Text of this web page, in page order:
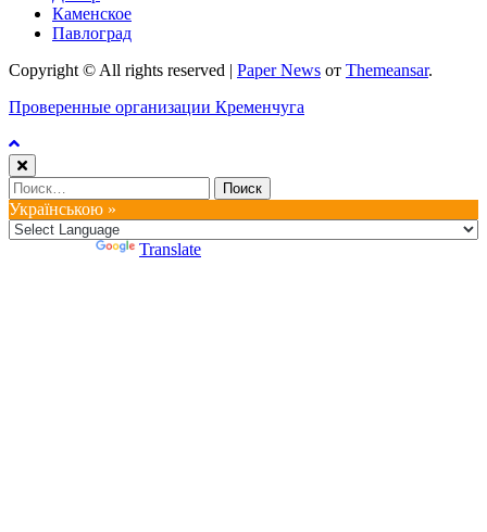
Каменское
Павлоград
Copyright © All rights reserved | Paper News от Themeansar.
Проверенные организации Кременчуга
Найти:
Українською »
Translate